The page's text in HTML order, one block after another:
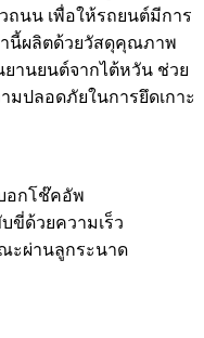
ถนน เพื่อให้รถยนต์มีการ
นี้ผลิตด้วยวัสดุคุณภาพ
านยนต์จากไต้หวัน ช่วย
มปลอดภัยในการยึดเกาะ
อกโช๊คอัพ
ขี่ด้วยความเร็ว
ะผ่านลูกระนาด